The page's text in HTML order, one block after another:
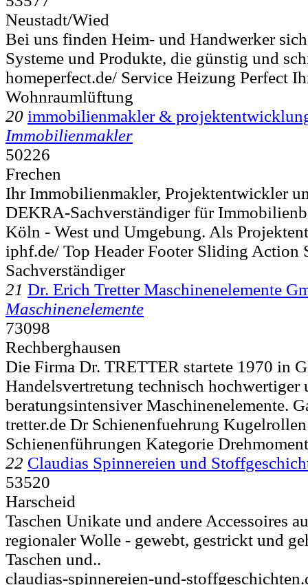
Neustadt/Wied
Bei uns finden Heim- und Handwerker
Systeme und Produkte, die günstig und
homeperfect.de/ Service Heizung Perfect
Wohnraumlüftung
20 immobilienmakler &
Immobilienmakler
50226
Frechen
Ihr Immobilienmakler, Projektentwickler
DEKRA-Sachverständiger für
Köln - West und Umgebung. Als
iphf.de/ Top Header Footer Sliding Action
Sachverständiger
21 Dr. Erich Tretter Maschinenelemente
Maschinenelemente
73098
Rechberghausen
Die Firma Dr. TRETTER startete 1970 in
Handelsvertretung technisch hochwertiger
beratungsintensiver Maschinenelemente.
tretter.de Dr Schienenfuehrung
Schienenführungen Kategorie
22 Claudias Spinnereien und
53520
Harscheid
Taschen Unikate und andere Accessoires
regionaler Wolle - gewebt, gestrickt und
Taschen und..
claudias-spinnereien-und-